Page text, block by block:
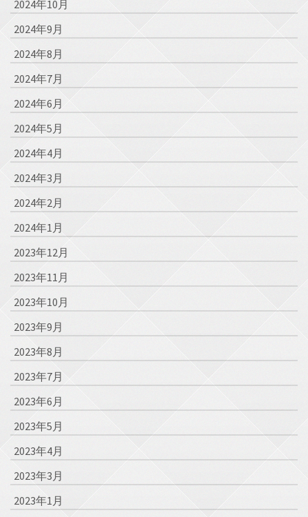
2024年10月
2024年9月
2024年8月
2024年7月
2024年6月
2024年5月
2024年4月
2024年3月
2024年2月
2024年1月
2023年12月
2023年11月
2023年10月
2023年9月
2023年8月
2023年7月
2023年6月
2023年5月
2023年4月
2023年3月
2023年1月